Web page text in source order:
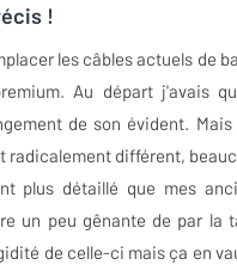
!
les câbles actuels de
Au départ j'avais
de son évident. Mais
radicalement différent,
plus détaillé que mes
un peu gênante de par la
de celle-ci mais ça en